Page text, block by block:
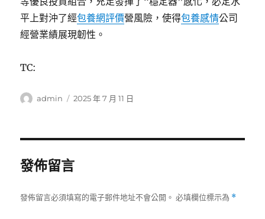
平上對沖了經包養網評價營風險，使得包養感情公司
經營業績展現韌性。
TC:
作
admin
發
2025 年 7 月 11 日
發佈留言
發佈留言必須填寫的電子郵件地址不會公開。 必填欄位標示為 *